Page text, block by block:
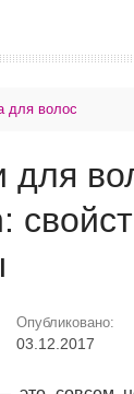
для волос
Опубликовано:
03.12.2017